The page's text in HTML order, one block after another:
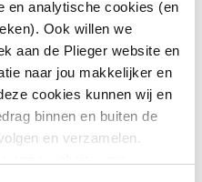
en analytische cookies (en
Ook willen we
aan de Plieger website en
naar jou makkelijker en
cookies kunnen wij en
binnen en buiten de
en verzamelen.
meer